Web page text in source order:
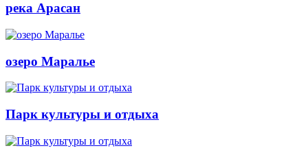
река Арасан
озеро Маралье
Парк культуры и отдыха